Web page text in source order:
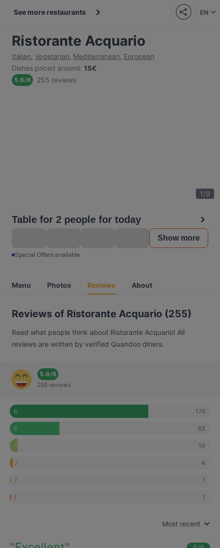
See more restaurants EN
Ristorante Acquario
Italian, Vegetarian, Mediterranean, European
Dishes priced around: 15€
5.6/6 255 reviews
1/9
Table for 2 people for today
Show more
Special Offers available
Menu Photos Reviews About
Reviews of Ristorante Acquario (255)
Read what people think about Ristorante Acquario! All
reviews are written by verified Quandoo diners.
5.6/6
255 reviews
6 176
5 63
4 10
3 4
2 1
1 1
Most recent